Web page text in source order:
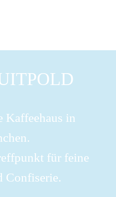
Kaffeehaus in
für feine
Confiserie.